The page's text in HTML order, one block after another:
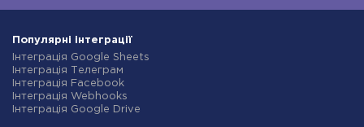
Популярні інтеграції
Інтеграція Google Sheets
Інтеграція Телеграм
Інтеграція Facebook
Інтеграція Webhooks
Інтеграція Google Drive